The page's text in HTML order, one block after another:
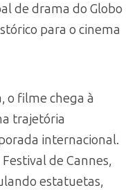
de drama do Globo
para o cinema
o filme chega à
trajetória
internacional.
de Cannes,
estatuetas,